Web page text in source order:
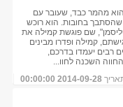
מהמר כבד, שעובר עם
בחובות. הוא רוכש
שם פוגשת קמילה את
קמילה ופדרו מבינים
רבים יעמדו בדרכם,
השכנה לחוו...
2014-09-28 00:00:00